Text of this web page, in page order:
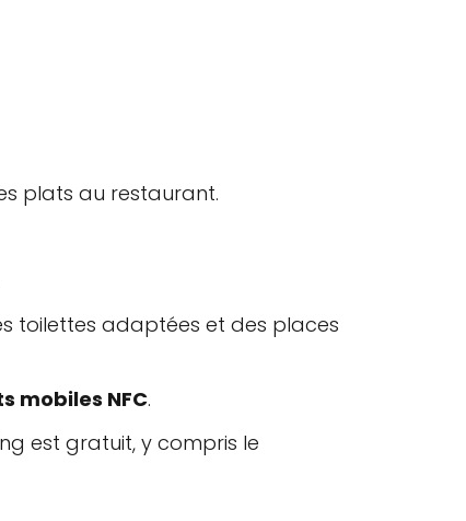
plats au restaurant.
toilettes adaptées et des places
mobiles NFC.
est gratuit, y compris le